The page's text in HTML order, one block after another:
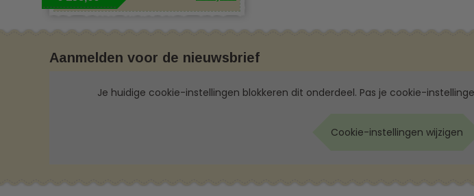
Aanmelden voor de nieuwsbrief
Je huidige cookie-instellingen blokkeren dit onderdeel. Pas je cookie-
Cookie-instellingen wijzigen